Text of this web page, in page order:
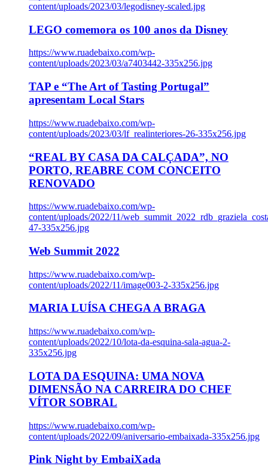
content/uploads/2023/03/legodisney-scaled.jpg
LEGO comemora os 100 anos da Disney
https://www.ruadebaixo.com/wp-
content/uploads/2023/03/a7403442-335x256.jpg
TAP e “The Art of Tasting Portugal”
apresentam Local Stars
https://www.ruadebaixo.com/wp-
content/uploads/2023/03/lf_realinteriores-26-335x256.jpg
“REAL BY CASA DA CALÇADA”, NO
PORTO, REABRE COM CONCEITO
RENOVADO
https://www.ruadebaixo.com/wp-
content/uploads/2022/11/
47-335x256.jpg
Web Summit 2022
https://www.ruadebaixo.com/wp-
content/uploads/2022/11/image003-2-335x256.jpg
MARIA LUÍSA CHEGA A BRAGA
https://www.ruadebaixo.com/wp-
content/uploads/2022/10/lota-da-esquina-sala-agua-2-
335x256.jpg
LOTA DA ESQUINA: UMA NOVA
DIMENSÃO NA CARREIRA DO CHEF
VÍTOR SOBRAL
https://www.ruadebaixo.com/wp-
content/uploads/2022/09/aniversario-embaixada-335x256.jpg
Pink Night by EmbaiXada